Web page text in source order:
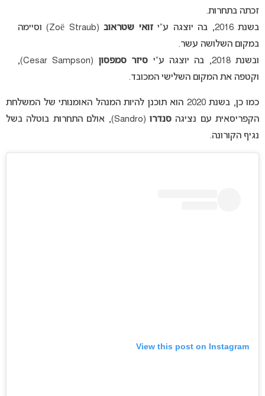
זכתה בתחרות.
בשנת 2016, בה יוצגה ע”י
זואי שטראוב
(Zoë Straub) וסיימה
במקום השלושה עשר.
ובשנת 2018, בה יוצגה ע”י
סיזר סמפסון
(Cesar Sampson),
וקטפה את המקום השלישי המכובד.
כמו כן, בשנת 2020 הוא תוכנן להיות המנהל האומנותי של המשלחת
הקפריסאית עם נציגהסנדרו
(Sandro), אולם התחרות בוטלה בשל
נגיף הקורונה.
View this post on Instagram